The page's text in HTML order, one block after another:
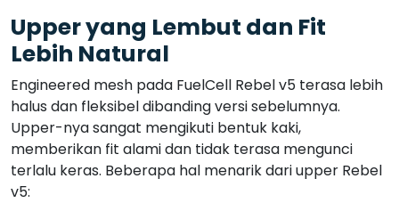
Upper yang Lembut dan Fit
Lebih Natural
Engineered mesh pada FuelCell Rebel v5 terasa lebih
halus dan fleksibel dibanding versi sebelumnya.
Upper-nya sangat mengikuti bentuk kaki,
memberikan fit alami dan tidak terasa mengunci
terlalu keras. Beberapa hal menarik dari upper Rebel
v5: